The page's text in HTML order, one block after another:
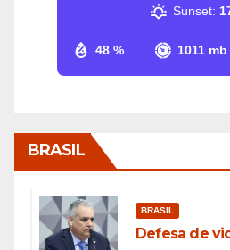
48 % 1011 mb
Sunset:
BRASIL
BRASIL
Defesa de